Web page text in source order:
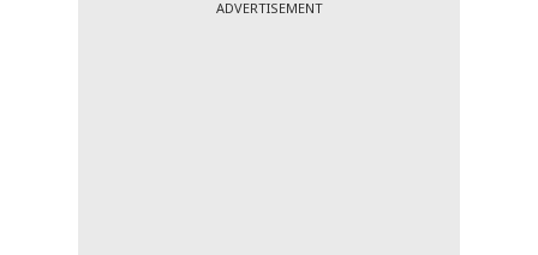
ADVERTISEMENT